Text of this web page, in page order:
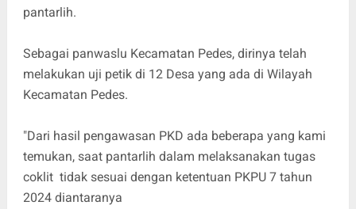
pantarlih.
Sebagai panwaslu Kecamatan Pedes, dirinya telah
melakukan uji petik di 12 Desa yang ada di Wilayah
Kecamatan Pedes.
"Dari hasil pengawasan PKD ada beberapa yang kami
temukan, saat pantarlih dalam melaksanakan tugas
coklit tidak sesuai dengan ketentuan PKPU 7 tahun
2024 diantaranya